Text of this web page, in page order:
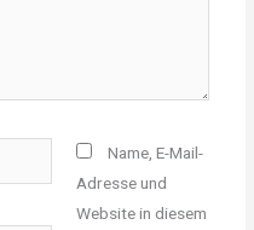
Name, E-Mail-
Adresse und
Website in diesem